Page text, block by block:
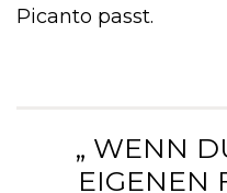
Picanto passt.
„ WENN
EIGENEN